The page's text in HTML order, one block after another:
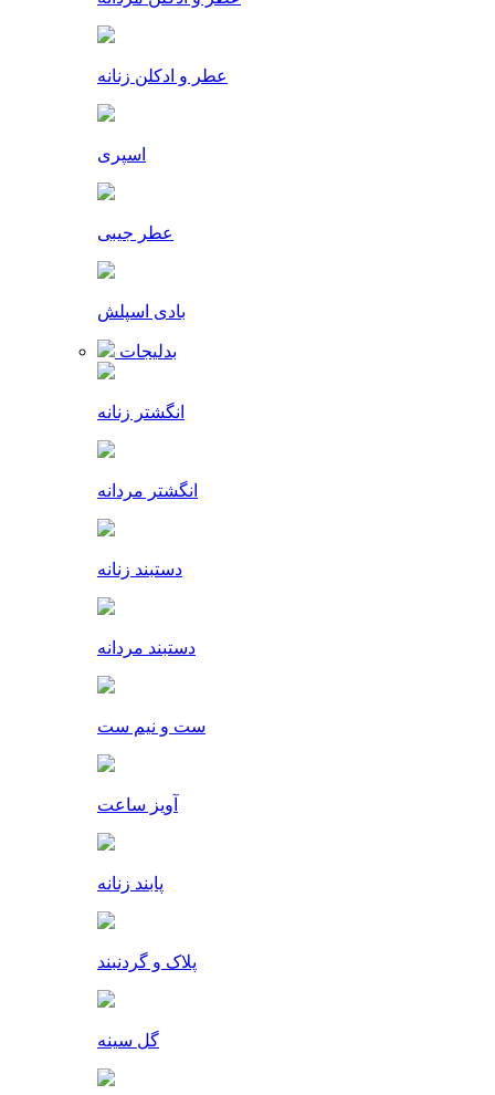
عطر و ادکلن زنانه
اسپری
عطر جیبی
بادی اسپلش
بدلیجات
انگشتر زنانه
انگشتر مردانه
دستبند زنانه
دستبند مردانه
ست و نیم ست
آویز ساعت
پابند زنانه
پلاک و گردنبند
گل سینه